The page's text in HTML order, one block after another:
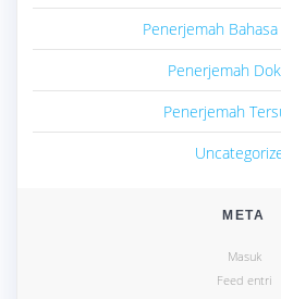
Penerjemah
Penerjemah
Penerjemah
META
Masuk
Feed entri